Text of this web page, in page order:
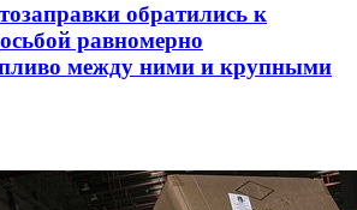
обратились к
равномерно
между ними и крупными